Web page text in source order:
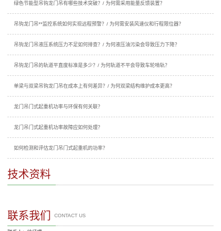
绿色节能型吊钩龙门吊有哪些技术突破？/ 为何需采用能量反馈装置？
吊钩龙门吊**监控系统如何实现远程预警？/ 为何需安装风速仪和行程限位器？
吊钩龙门吊液压系统压力不足如何排查？/ 为何液压油污染会导致压力下降？
吊钩龙门吊的轨道平直度标准是多少？/ 为何轨道不平会导致车轮啃轨？
单梁与双梁吊钩龙门吊在成本上有何差异？/ 为何双梁结构维护成本更高？
龙门吊门式起重机功率与环保有何关联？
龙门吊门式起重机功率故障应如何处理？
如何检测和评估龙门吊门式起重机的功率？
技术资料
联系我们 CONTACT US